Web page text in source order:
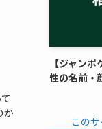
か
【ジャン
性の名前・
この